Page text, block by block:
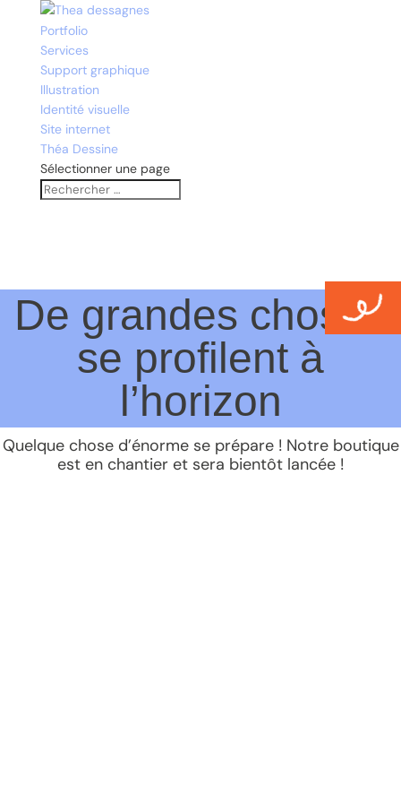
Portfolio
Services
Support graphique
Illustration
Identité visuelle
Site internet
Théa Dessine
Sélectionner une page
De grandes choses
se profilent à
l’horizon
Quelque chose d’énorme se prépare ! Notre boutique
est en chantier et sera bientôt lancée !